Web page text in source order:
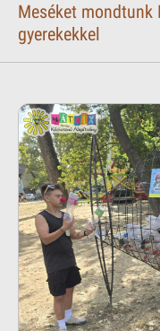
Meséket mondtunk
gyerekekkel